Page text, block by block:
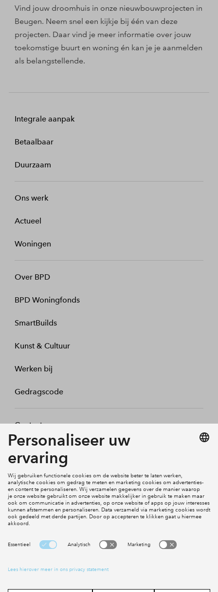
Vind jouw droomhuis in onze nieuwbouwprojecten in
Beugen. Neem snel een kijkje bij één van deze
projecten. Daar vind je meer informatie over jouw
toekomstige buurt en woning én kan je je aanmelden
als belangstellende.
Integrale aanpak
Betaalbaar
Duurzaam
Ons werk
Actueel
Woningen
Over BPD
BPD Woningfonds
SmartBuilds
Kunst & Cultuur
Werken bij
Gedragscode
Contact
Mijn profiel
Social Media
Cookies